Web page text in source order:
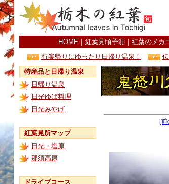
HOME ｜ 紅葉見頃予測 ｜ 紅葉のメカ
行楽帰りにゆったり日帰り温泉！
特産品と日帰り温泉
日帰り温泉
日光ゆば料理
日光みやげ
紅葉見所マップ
日光・塩原
那須高原
ドライブコース
[前